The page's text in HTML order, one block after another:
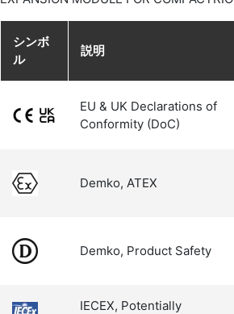
シンボ
ル
説明
EU & UK Declarations of
Conformity (DoC)
Demko, ATEX
Demko, Product Safety
IECEX, Potentially